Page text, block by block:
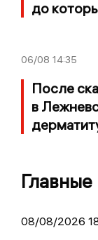
до
06/08 14:35
После
в
08/08/2026